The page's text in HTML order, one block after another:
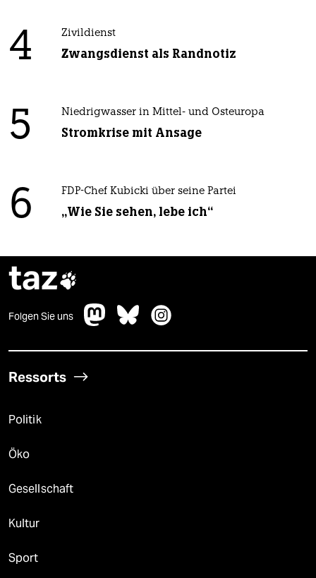
4 Zivildienst
Zwangsdienst als Randnotiz
5 Niedrigwasser in Mittel- und Osteuropa
Stromkrise mit Ansage
6 FDP-Chef Kubicki über seine Partei
„Wie Sie sehen, lebe ich“
taz
Folgen Sie uns
Ressorts
Politik
Öko
Gesellschaft
Kultur
Sport